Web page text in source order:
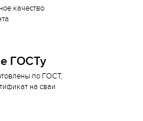
качество
ГОСТу
по ГОСТ,
на сваи